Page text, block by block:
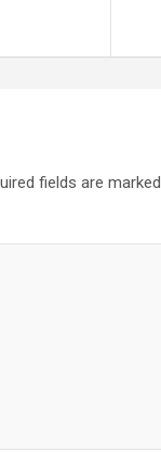
fields are marked